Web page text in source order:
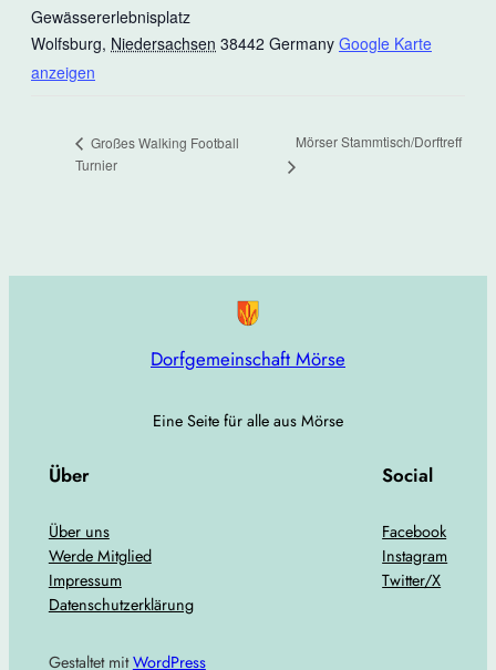
Gewässererlebnisplatz
Wolfsburg, Niedersachsen 38442 Germany Google Karte
anzeigen
Großes Walking Football
Turnier
Mörser Stammtisch/Dorftreff
Dorfgemeinschaft Mörse
Eine Seite für alle aus Mörse
Über
Über uns
Werde Mitglied
Impressum
Datenschutzerklärung
Social
Facebook
Instagram
Twitter/X
Gestaltet mitWordPress